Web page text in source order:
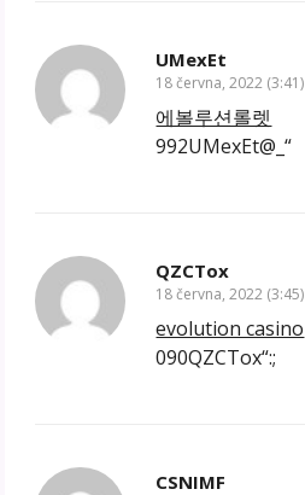
UMexEt
18 června, 2022 (3:41)
에볼루션롤렛
992UMexEt@_“
QZCTox
18 června, 2022 (3:45)
evolution casino
090QZCTox“:;
CSNIMF